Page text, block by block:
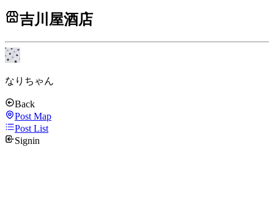
吉川屋酒店
なりちゃん
Back
Post Map
Post List
Signin